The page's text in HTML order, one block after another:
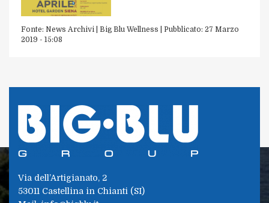
Fonte: News Archivi | Big Blu Wellness Pubblicato: 27 Marzo
2019 - 15:08
Via dell’Artigianato, 2
53011 Castellina in Chianti (SI)